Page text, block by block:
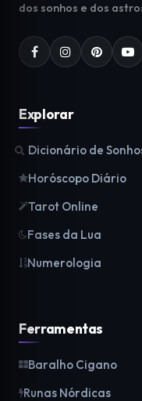
dos sonhos e dos
Explorar
Dicionário de
Horóscopo Diário
Tarot Online
Fases da Lua
Numerologia
Ferramentas
Baralho Cigano
Runas Nórdicas